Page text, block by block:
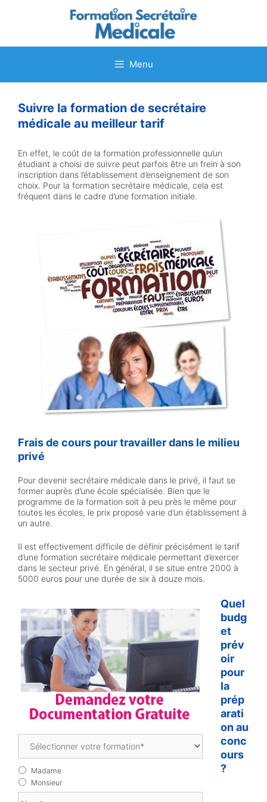
Menu
Suivre la formation de secrétaire
médicale au meilleur tarif
En effet, le coût de la formation professionnelle qu’un
étudiant a choisi de suivre peut parfois être un frein à son
inscription dans l’établissement d’enseignement de son
choix. Pour la formation secrétaire médicale, cela est
fréquent dans le cadre d’une formation initiale.
Frais de cours pour travailler dans le milieu
privé
Pour devenir secrétaire médicale dans le privé, il faut se
former auprès d’une école spécialisée. Bien que le
programme de la formation soit à peu près le même pour
toutes les écoles, le prix proposé varie d’un établissement à
un autre.
Il est effectivement difficile de définir précisément le tarif
d’une formation secrétaire médicale permettant d’exercer
dans le secteur privé. En général, il se situe entre 2000 à
5000 euros pour une durée de six à douze mois.
r
m
a
t
M
a
d
Madame
Monsieur
Quel
budg
et
prév
oir
pour
la
prép
arati
on au
conc
ours
?